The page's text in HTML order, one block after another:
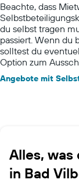
Beachte, dass
du selbst tragen
passiert. Wenn du
solltest du
Option zum
Angebote mit
Alles,
in Bad